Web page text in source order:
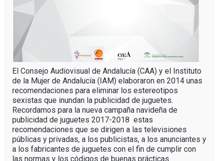
El Consejo Audiovisual de Andalucía (CAA) y el Instituto
de la Mujer de Andalucía (IAM) elaboraron en 2014 unas
recomendaciones para eliminar los estereotipos
sexistas que inundan la publicidad de juguetes.
Recordamos para la nueva campaña navideña de
publicidad de juguetes 2017-2018 estas
recomendaciones que se dirigen a las televisiones
públicas y privadas, a los publicistas, a los anunciantes y
a los fabricantes de juguetes con el fin de cumplir con
las normas y los códigos de buenas prácticas